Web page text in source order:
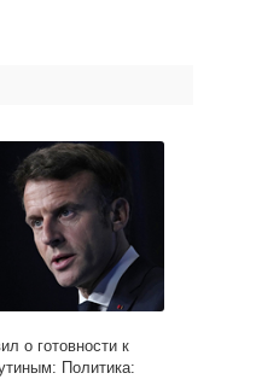
о готовности к
Политика: